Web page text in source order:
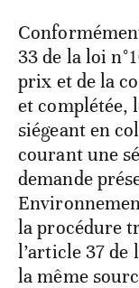
33 de la loi
prix et de la
et complétée,
siégeant en
courant une
demande
la procédure
l’article 37
la même